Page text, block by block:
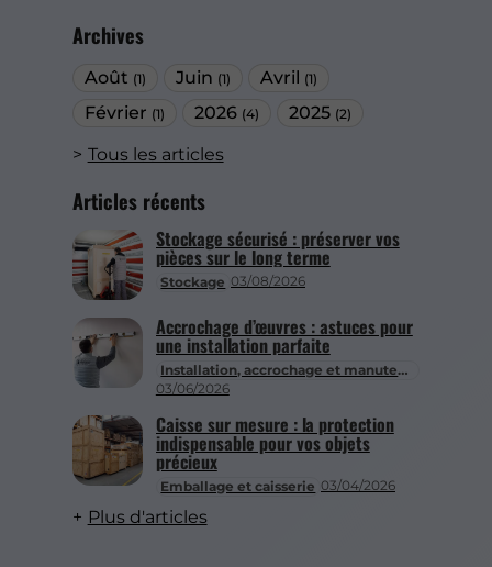
Archives
Août (1) Juin (1) Avril (1)
Février (1) 2026 (4) 2025 (2)
Tous les articles
Articles récents
Stockage 03/08/2026
Stockage sécurisé : préserver vos
pièces sur le long terme
Installation, accrochage et manutention
03/06/2026
Accrochage d’œuvres : astuces pour
une installation parfaite
Emballage et caisserie 03/04/2026
Caisse sur mesure : la protection
indispensable pour vos objets
précieux
Plus d'articles